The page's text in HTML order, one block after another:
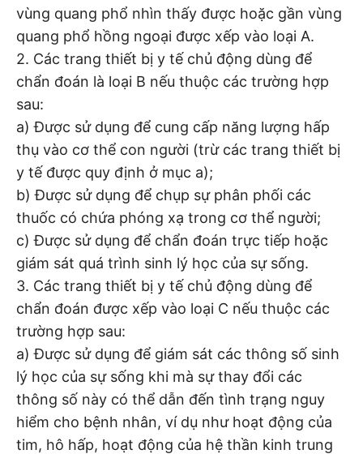
vùng quang phổ nhìn thấy được hoặc gần vùng
quang phổ hồng ngoại được xếp vào loại A.
2. Các trang thiết bị y tế chủ động dùng để
chẩn đoán là loại B nếu thuộc các trường hợp
sau:
a) Được sử dụng để cung cấp năng lượng hấp
thụ vào cơ thể con người (trừ các trang thiết bị
y tế được quy định ở mục a);
b) Được sử dụng để chụp sự phân phối các
thuốc có chứa phóng xạ trong cơ thể người;
c) Được sử dụng để chẩn đoán trực tiếp hoặc
giám sát quá trình sinh lý học của sự sống.
3. Các trang thiết bị y tế chủ động dùng để
chẩn đoán được xếp vào loại C nếu thuộc các
trường hợp sau:
a) Được sử dụng để giám sát các thông số sinh
lý học của sự sống khi mà sự thay đổi các
thông số này có thể dẫn đến tình trạng nguy
hiểm cho bệnh nhân, ví dụ như hoạt động của
tim, hô hấp, hoạt động của hệ thần kinh trung